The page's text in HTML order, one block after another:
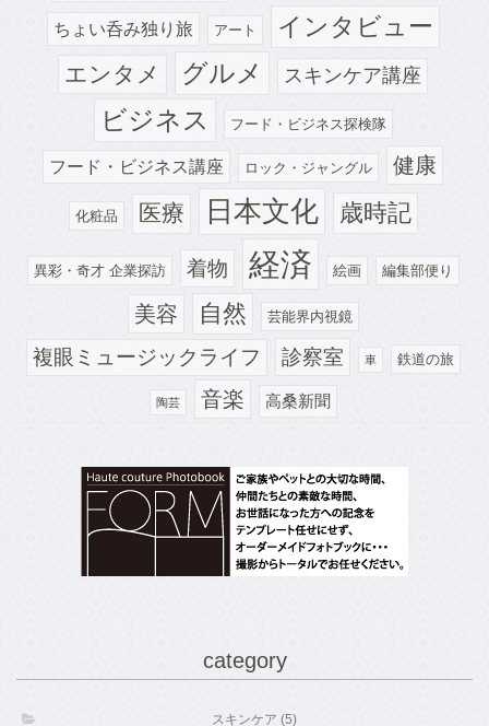
ちょい呑み独り旅 アート インタビュー
エンタメ グルメ スキンケア講座
ビジネス フード・ビジネス探検隊
フード・ビジネス講座 ロック・ジャングル 健康
化粧品 医療 日本文化 歳時記
異彩・奇才 企業探訪 着物 経済 絵画 編集部便り
美容 自然 芸能界内視鏡
複眼ミュージックライフ 診察室 車 鉄道の旅
陶芸 音楽 高桑新聞
category
スキンケア (5)